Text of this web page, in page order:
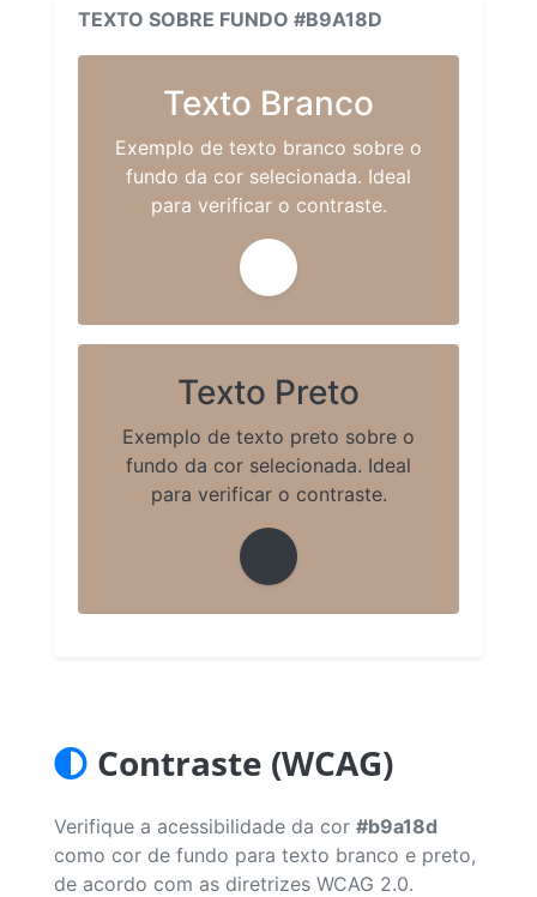
TEXTO SOBRE FUNDO #B9A18D
Texto Branco
Exemplo de texto branco sobre o
fundo da cor selecionada. Ideal
para verificar o contraste.
Texto Preto
Exemplo de texto preto sobre o
fundo da cor selecionada. Ideal
para verificar o contraste.
Contraste (WCAG)
Verifique a acessibilidade da cor #b9a18d
como cor de fundo para texto branco e preto,
de acordo com as diretrizes WCAG 2.0.